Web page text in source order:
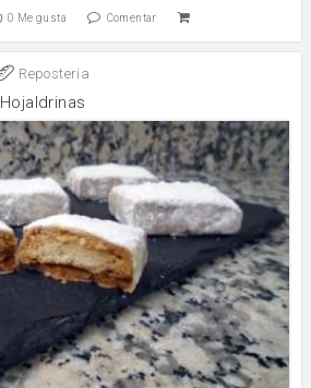
0 Me gusta Comentar
Reposteria
Hojaldrinas